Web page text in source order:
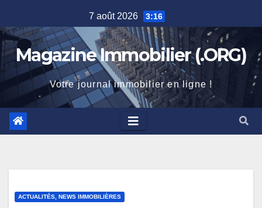
to
content
7 août 2026 3:16
Magazine Immobilier (.ORG)
Votre journal immobilier en ligne !
ACTUALITÉS, NEWS IMMOBILIÈRES